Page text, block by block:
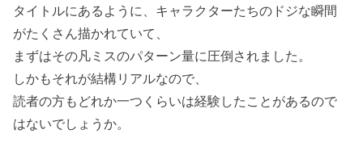
タイトルにあるように、キャラクターたちのドジな瞬間
がたくさん描かれていて、
まずはその凡ミスのパターン量に圧倒されました。
しかもそれが結構リアルなので、
読者の方もどれか一つくらいは経験したことがあるので
はないでしょうか。